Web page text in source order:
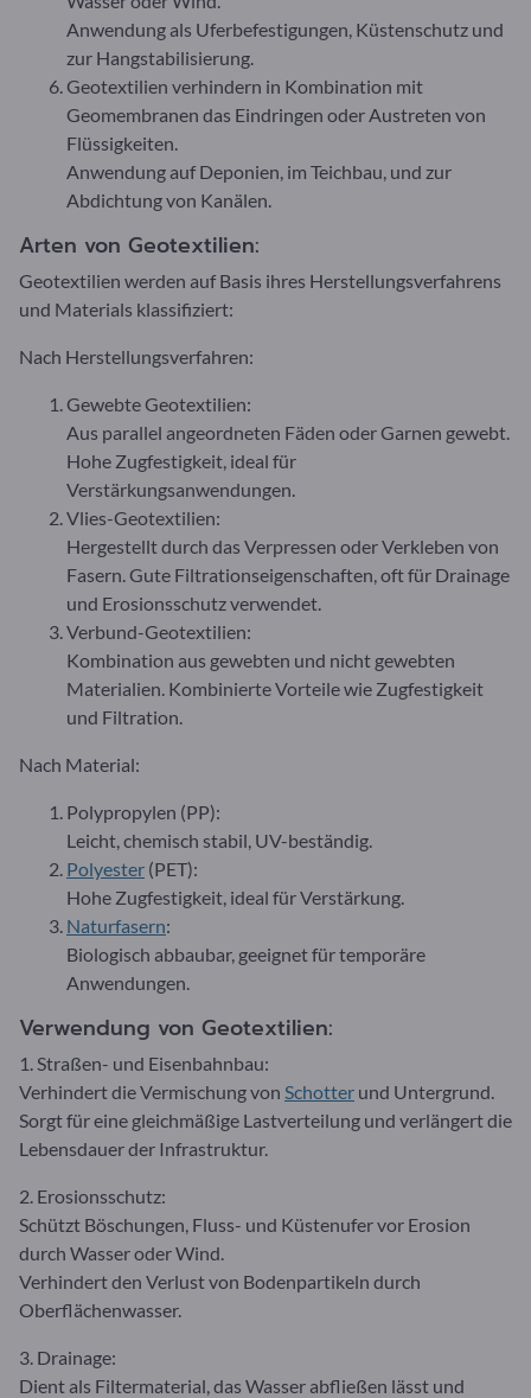
Anwendung als Uferbefestigungen, Küstenschutz und
zur Hangstabilisierung.
Geotextilien verhindern in Kombination mit
Geomembranen das Eindringen oder Austreten von
Flüssigkeiten.
Anwendung auf Deponien, im Teichbau, und zur
Abdichtung von Kanälen.
Arten von Geotextilien:
Geotextilien werden auf Basis ihres Herstellungsverfahrens
und Materials klassifiziert:
Nach Herstellungsverfahren:
Gewebte Geotextilien:
Aus parallel angeordneten Fäden oder Garnen gewebt.
Hohe Zugfestigkeit, ideal für
Verstärkungsanwendungen.
Vlies-Geotextilien:
Hergestellt durch das Verpressen oder Verkleben von
Fasern. Gute Filtrationseigenschaften, oft für Drainage
und Erosionsschutz verwendet.
Verbund-Geotextilien:
Kombination aus gewebten und nicht gewebten
Materialien. Kombinierte Vorteile wie Zugfestigkeit
und Filtration.
Nach Material:
Polypropylen (PP):
Leicht, chemisch stabil, UV-beständig.
Polyester (PET):
Hohe Zugfestigkeit, ideal für Verstärkung.
Naturfasern:
Biologisch abbaubar, geeignet für temporäre
Anwendungen.
Verwendung von Geotextilien:
1. Straßen- und Eisenbahnbau:
Verhindert die Vermischung von Schotter und Untergrund.
Sorgt für eine gleichmäßige Lastverteilung und verlängert die
Lebensdauer der Infrastruktur.
2. Erosionsschutz:
Schützt Böschungen, Fluss- und Küstenufer vor Erosion
durch Wasser oder Wind.
Verhindert den Verlust von Bodenpartikeln durch
Oberflächenwasser.
3. Drainage:
Dient als Filtermaterial, das Wasser abfließen lässt und